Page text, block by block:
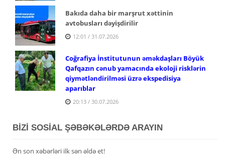
Bakıda daha bir marşrut xəttinin
avtobusları dəyişdirilir
12:01 / 31.07.2026
Coğrafiya İnstitutunun əməkdaşları Böyük
Qafqazın cənub yamacında ekoloji risklərin
qiymətləndirilməsi üzrə ekspedisiya
aparıblar
20:13 / 30.07.2026
BİZİ SOSİAL ŞƏBƏKƏLƏRDƏ ARAYIN
Ən son xəbərləri ilk sən əldə et!